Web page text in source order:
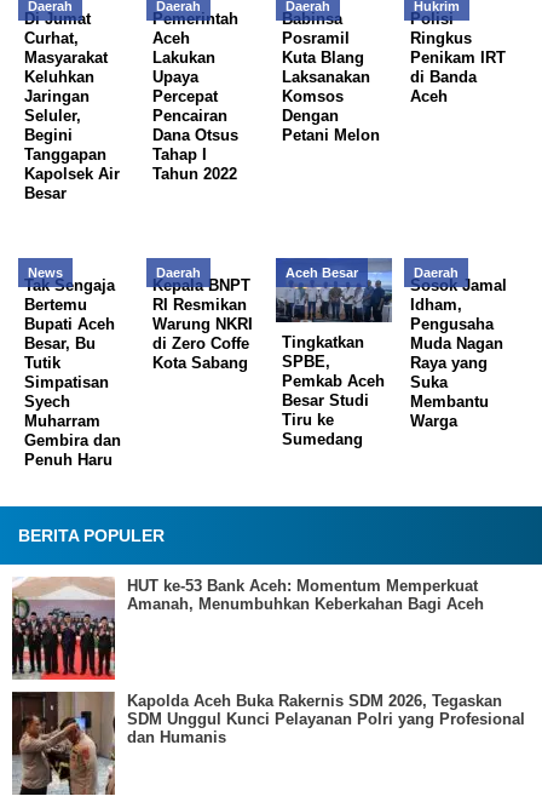
Daerah
Di Jumat
Curhat,
Masyarakat
Keluhkan
Jaringan
Seluler,
Begini
Tanggapan
Kapolsek Air
Besar
Daerah
Pemerintah
Aceh
Lakukan
Upaya
Percepat
Pencairan
Dana Otsus
Tahap I
Tahun 2022
Daerah
Babinsa
Posramil
Kuta Blang
Laksanakan
Komsos
Dengan
Petani Melon
Hukrim
Polisi
Ringkus
Penikam IRT
di Banda
Aceh
News
Tak Sengaja
Bertemu
Bupati Aceh
Besar, Bu
Tutik
Simpatisan
Syech
Muharram
Gembira dan
Penuh Haru
Daerah
Kepala BNPT
RI Resmikan
Warung NKRI
di Zero Coffe
Kota Sabang
Aceh Besar
Tingkatkan
SPBE,
Pemkab Aceh
Besar Studi
Tiru ke
Sumedang
Daerah
Sosok Jamal
Idham,
Pengusaha
Muda Nagan
Raya yang
Suka
Membantu
Warga
BERITA POPULER
HUT ke-53 Bank Aceh: Momentum Memperkuat
Amanah, Menumbuhkan Keberkahan Bagi Aceh
Kapolda Aceh Buka Rakernis SDM 2026, Tegaskan
SDM Unggul Kunci Pelayanan Polri yang Profesional
dan Humanis